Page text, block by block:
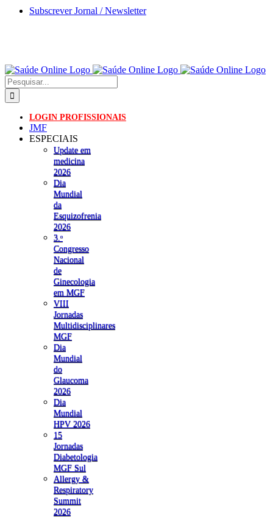
Skip
Subscrever Jornal / Newsletter
Pesquisar
LOGIN PROFISSIONAIS
JMF
ESPECIAIS
Update em
medicina
2026
Dia
Mundial
da
Esquizofrenia
2026
3.ᵒ
Congresso
Nacional
de
Ginecologia
em MGF
VIII
Jornadas
Multidisciplinares
MGF
Dia
Mundial
do
Glaucoma
2026
Dia
Mundial
HPV 2026
15
Jornadas
Diabetologia
MGF Sul
Allergy &
Respiratory
Summit
2026